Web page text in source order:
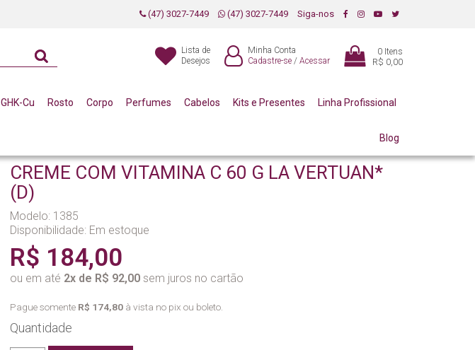
(47) 3027-7449 (47) 3027-7449 Siga-nos
Lista de
Desejos
Minha Conta
Cadastre-se / Acessar
0 Itens
R$ 0,00
GHK-Cu Rosto Corpo Perfumes Cabelos Kits e Presentes Linha Profissional
Blog
CREME COM VITAMINA C 60 G LA VERTUAN*
(D)
Modelo: 1385
Disponibilidade: Em estoque
R$ 184,00
ou em até 2x de R$ 92,00 sem juros no cartão
Pague somente R$ 174,80 à vista no pix ou boleto.
Quantidade